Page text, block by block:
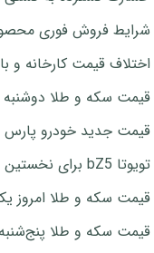
شرایط فروش فوری محصولات
اختلاف قیمت کارخانه و
قیمت سکه و طلا دوشنبه 12 مرداد 1405
قیمت جدید خودرو پارس نوآ
تویوتا bZ5 برای نخستین بار وارد بازار ایران می‌شود
قیمت سکه و طلا امروز یکشنبه
قیمت سکه و طلا پنج‌شنبه 15 مرداد 1405